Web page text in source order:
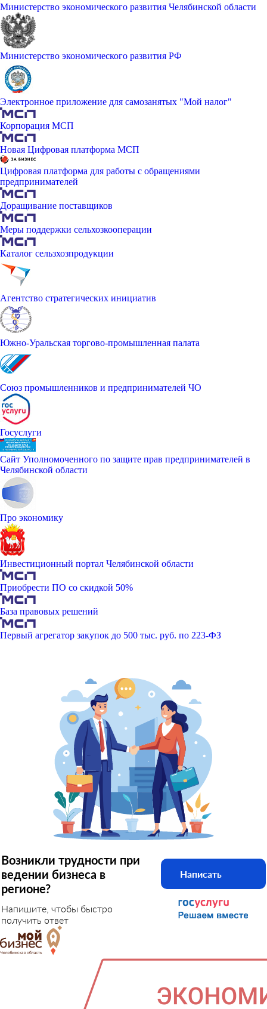
Министерство экономического развития Челябинской области
Министерство экономического развития РФ
Электронное приложение для самозанятых "Мой налог"
Корпорация МСП
Новая Цифровая платформа МСП
Цифровая платформа для работы с обращениями
предпринимателей
Доращивание поставщиков
Меры поддержки сельхозкооперации
Каталог сельзхозпродукции
Агентство стратегических инициатив
Южно-Уральская торгово-промышленная палата
Союз промышленников и предпринимателей ЧО
Госуслуги
Сайт Уполномоченного по защите прав предпринимателей в
Челябинской области
Про экономику
Инвестиционный портал Челябинской области
Приобрести ПО со скидкой 50%
База правовых решений
Первый агрегатор закупок до 500 тыс. руб. по 223-ФЗ
Возникли трудности при
ведении бизнеса в
регионе?
Напишите, чтобы быстро
получить ответ
Написать